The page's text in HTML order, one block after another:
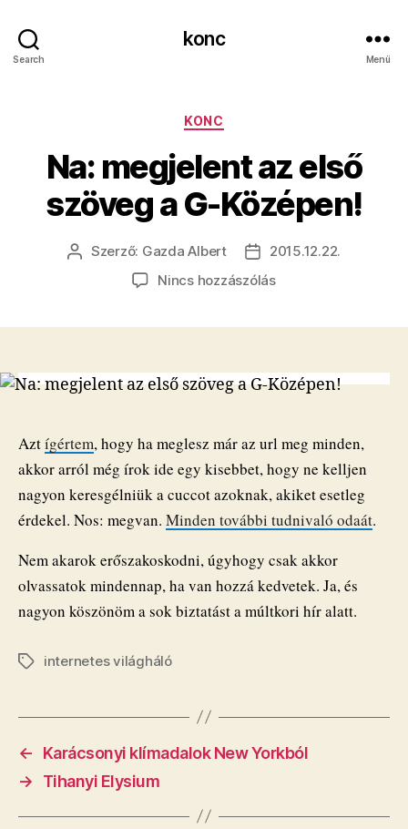
Search
konc
Menü
Kategóriák
KONC
Na: megjelent az első
szöveg a G-Középen!
Bejegyzés
Szerző: Gazda Albert
Bejegyzés
dátuma
2015.12.22.
Nincs hozzászólása(z)
szöveg
Középen!
Aztígértem, hogy ha meglesz már az url meg minden,
akkor arról még írok ide egy kisebbet, hogy ne kelljen
nagyon keresgélniük a cuccot azoknak, akiket esetleg
érdekel. Nos: megvan. Minden további tudnivaló odaát.
Nem akarok erőszakoskodni, úgyhogy csak akkor
olvassatok mindennap, ha van hozzá kedvetek. Ja, és
nagyon köszönöm a sok biztatást a múltkori hír alatt.
Címkékinternetes világháló
←
Karácsonyi klímadalok New Yorkból
→
Tihanyi Elysium